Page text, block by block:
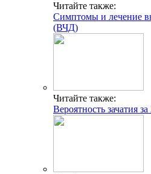
Читайте также:
Симптомы и лечение
(ВЧД)
Читайте также:
Вероятность зачатия